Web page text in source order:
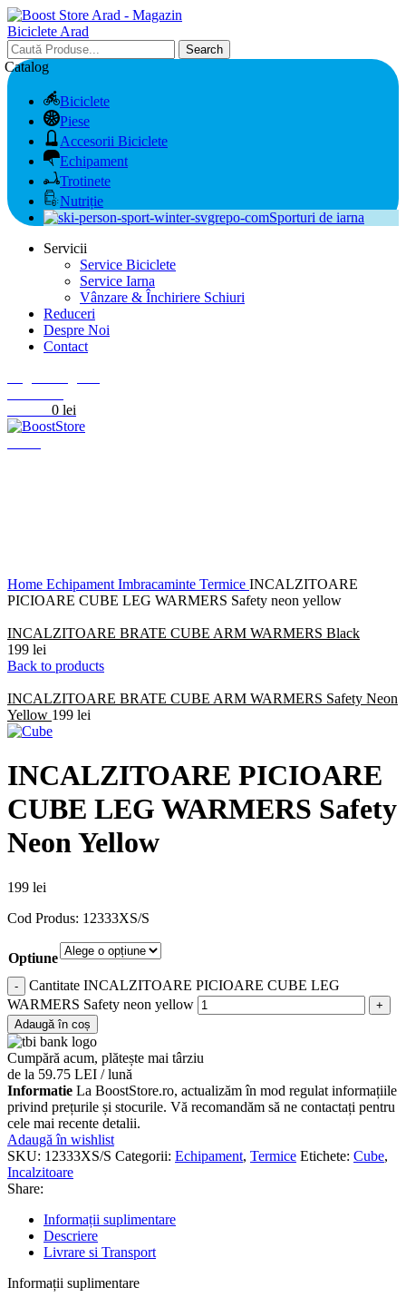
Search
Catalog
Biciclete
Piese
Accesorii Biciclete
Echipament
Trotinete
Nutriție
Sporturi de iarna
Servicii
Service Biciclete
Service Iarna
Vânzare & Închiriere Schiuri
Reduceri
Despre Noi
Contact
0 lei
Home Echipament Imbracaminte Termice INCALZITOARE
PICIOARE CUBE LEG WARMERS Safety neon yellow
INCALZITOARE BRATE CUBE ARM WARMERS Black
199 lei
Back to products
INCALZITOARE BRATE CUBE ARM WARMERS Safety Neon
Yellow 199 lei
INCALZITOARE PICIOARE
CUBE LEG WARMERS Safety
Neon Yellow
199 lei
Cod Produs: 12333XS/S
Optiune
Cantitate INCALZITOARE PICIOARE CUBE LEG
WARMERS Safety neon yellow
Adaugă în coș
Cumpără acum, plătește mai târziu
de la 59.75 LEI / lună
Informatie La BoostStore.ro, actualizăm în mod regulat informațiile
privind prețurile și stocurile. Vă recomandăm să ne contactați pentru
cele mai recente detalii.
Adaugă în wishlist
SKU: 12333XS/S Categorii: Echipament, Termice Etichete: Cube,
Incalzitoare
Share:
Informații suplimentare
Descriere
Livrare si Transport
Informații suplimentare